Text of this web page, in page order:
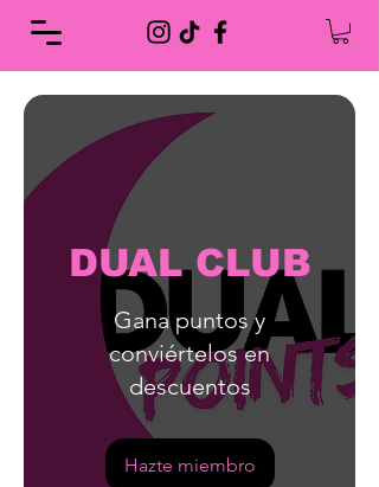
DUAL CLUB
Gana puntos y
conviértelos en
descuentos
Hazte miembro